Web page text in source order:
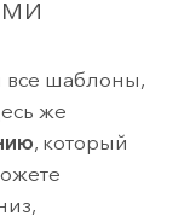
все шаблоны,
же
, который